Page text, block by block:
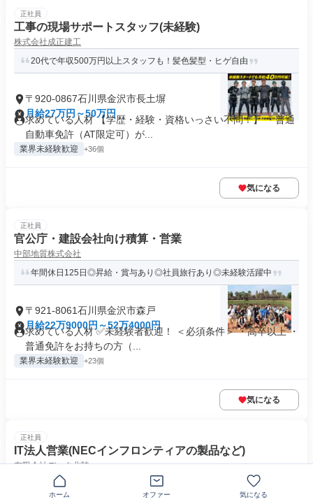
正社員
工事の現場サポートスタッフ(未経験)
株式会社成正建工
20代で年収500万円以上スタッフも！髪色髪型・ヒゲ自由
〒920-0867石川県金沢市長土塀
月給27万円～50万円
求めている人材 【学歴・経験・資格いっさい不問！】 ・普通
自動車免許（AT限定可）が...
業界未経験歓迎 +36個
気になる
正社員
官公庁・建設会社向け積算・営業
中部地質株式会社
年間休日125日◎昇給・賞与あり◎社員旅行あり◎未経験活躍中
〒921-8061石川県金沢市森戸
月給22万9000円～52万4000円
求めている人材 ✅未経験者歓迎！ ＜必須条件＞ ・高卒以上 ・
普通免許をお持ちの方（...
業界未経験歓迎 +23個
気になる
正社員
IT法人営業(NECインフロンティアの製品など)
有限会社データ北陸
インセンティブ有！未経験でも一から営業のスキルが学べる
ホーム オファー 気になる